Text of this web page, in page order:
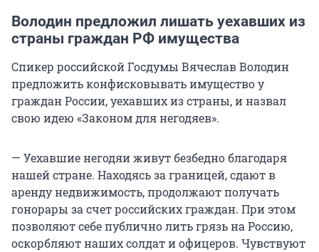
Володин предложил лишать уехавших из
страны граждан РФ имущества
Спикер российской Госдумы Вячеслав Володин
предложить конфисковывать имущество у
граждан России, уехавших из страны, и назвал
свою идею «Законом для негодяев».
— Уехавшие негодяи живут безбедно благодаря
нашей стране. Находясь за границей, сдают в
аренду недвижимость, продолжают получать
гонорары за счет российских граждан. При этом
позволяют себе публично лить грязь на Россию,
оскорбляют наших солдат и офицеров. Чувствуют